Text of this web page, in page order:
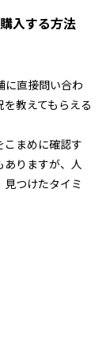
入する方法
に直接問い合わ
教えてもらえる
こまめに確認す
ありますが、人
つけたタイミ